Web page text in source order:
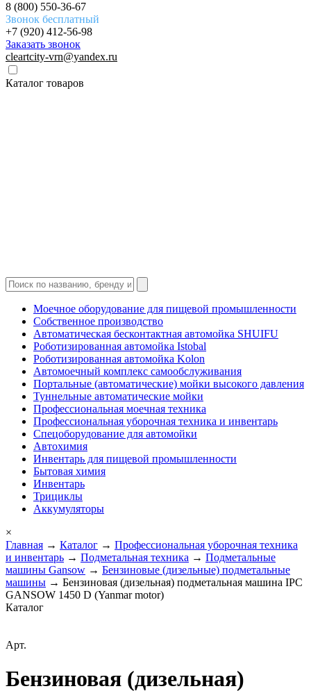
8 (800) 550-36-67
Звонок бесплатный
+7 (920) 412-56-98
Заказать звонок
cleartcity-vrn@yandex.ru
Каталог товаров
Моечное оборудование для пищевой промышленности
Собственное производство
Автоматическая бесконтактная автомойка SHUIFU
Роботизированная автомойка Istobal
Роботизированная автомойка Kolon
Автомоечный комплекс самообслуживания
Портальные (автоматические) мойки высокого давления
Туннельные автоматические мойки
Профессиональная моечная техника
Профессиональная уборочная техника и инвентарь
Спецоборудование для автомойки
Автохимия
Инвентарь для пищевой промышленности
Бытовая химия
Инвентарь
Трициклы
Аккумуляторы
×
Главная → Каталог → Профессиональная уборочная техника
и инвентарь → Подметальная техника → Подметальные
машины Gansow → Бензиновые (дизельные) подметальные
машины → Бензиновая (дизельная) подметальная машина IPC
GANSOW 1450 D (Yanmar motor)
Каталог
Арт.
Бензиновая (дизельная)